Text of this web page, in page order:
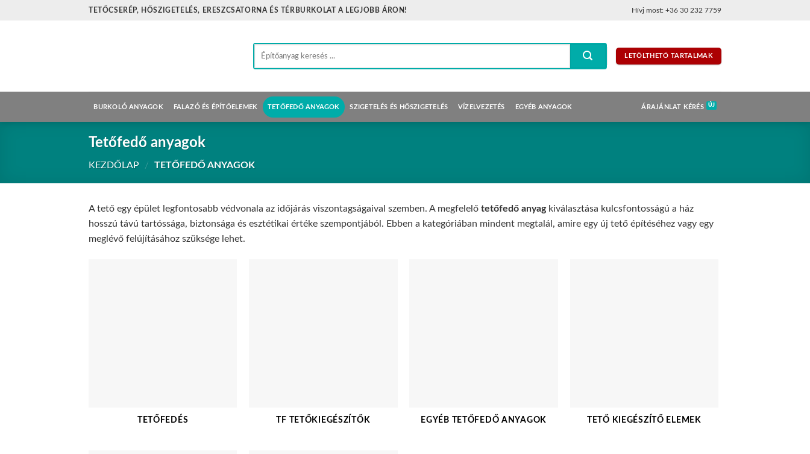
TETŐCSERÉP, HŐSZIGETELÉS, ERESZCSATORNA ÉS TÉRBURKOLAT A LEGJOBB ÁRON! Hívj most: +36 30 232 7759
LETÖLTHETŐ TARTALMAK
BURKOLÓ ANYAGOK FALAZÓ ÉS ÉPÍTŐELEMEK TETŐFEDŐ ANYAGOK SZIGETELÉS ÉS HŐSZIGETELÉS VÍZELVEZETÉS EGYÉB ANYAGOK ÁRAJÁNLAT KÉRÉS
Tetőfedő anyagok
KEZDŐLAP / TETŐFEDŐ ANYAGOK
A tető egy épület legfontosabb védvonala az időjárás viszontagságaival szemben. A megfelelő tetőfedő anyagkiválasztása kulcsfontosságú a ház
hosszú távú tartóssága, biztonsága és esztétikai értéke szempontjából. Ebben a kategóriában mindent megtalál, amire egy új tető építéséhez vagy egy
meglévő felújításához szüksége lehet.
TETŐFEDÉS TF TETŐKIEGÉSZÍTŐK EGYÉB TETŐFEDŐ ANYAGOK TETŐ KIEGÉSZÍTŐ ELEMEK